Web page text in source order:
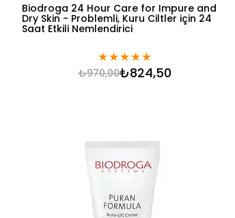
Biodroga 24 Hour Care for Impure and
Dry Skin - Problemli, Kuru Ciltler için 24
Saat Etkili Nemlendirici
★★★★★
₺824,50
₺970,00